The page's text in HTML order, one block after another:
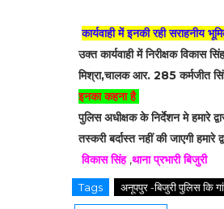
कार्यवाही में इनकी रही सराहनीय
उक्त कार्यवाही में निरीक्षक
मिश्रा,चालक आर. 285 कर्मजीत
इनका कहना है
पुलिस अधीक्षक के निर्देशन मे हमारे
तस्करी बर्दास्त नहीं की जाएगी हमारे
विकास सिंह ,थाना प्रभारी बिजुरी
Tags अनूपपुर -बिजुरी पुलिस कि